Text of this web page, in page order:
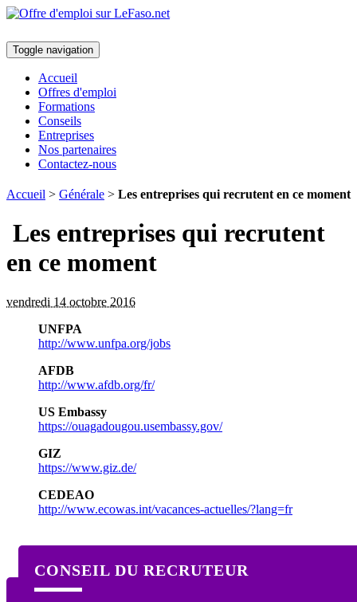
Toggle navigation
Accueil
Offres d'emploi
Formations
Conseils
Entreprises
Nos partenaires
Contactez-nous
Accueil > Générale > Les entreprises qui recrutent en ce moment
Les entreprises qui recrutent
en ce moment
vendredi 14 octobre 2016
UNFPA
http://www.unfpa.org/jobs
AFDB
http://www.afdb.org/fr/
US Embassy
https://ouagadougou.usembassy.gov/
GIZ
https://www.giz.de/
CEDEAO
http://www.ecowas.int/vacances-actuelles/?lang=fr
CONSEIL DU RECRUTEUR